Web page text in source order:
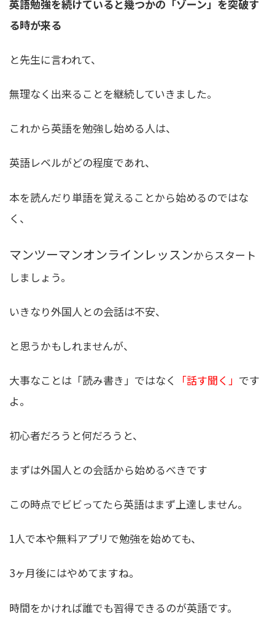
英語勉強を続けていると幾つかの「ゾーン」を突破す
る時が来る
と先生に言われて、
無理なく出来ることを継続していきました。
これから英語を勉強し始める人は、
英語レベルがどの程度であれ、
本を読んだり単語を覚えることから始めるのではな
く、
マンツーマンオンラインレッスンからスタート
しましょう。
いきなり外国人との会話は不安、
と思うかもしれませんが、
大事なことは「読み書き」ではなく 「話す聞く」 です
よ。
初心者だろうと何だろうと、
まずは外国人との会話から始めるべきです
この時点でビビってたら英語はまず上達しません。
1人で本や無料アプリで勉強を始めても、
3ヶ月後にはやめてますね。
時間をかければ誰でも習得できるのが英語です。